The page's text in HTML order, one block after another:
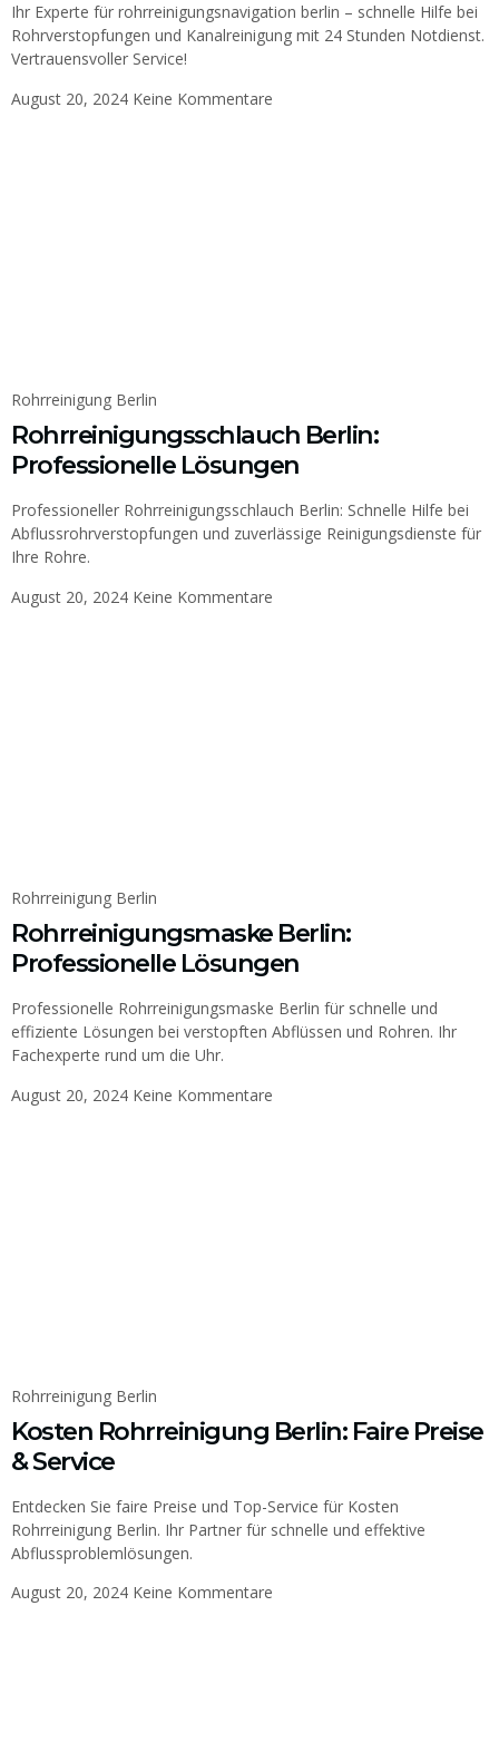
Ihr Experte für rohrreinigungsnavigation berlin – schnelle Hilfe bei
Rohrverstopfungen und Kanalreinigung mit 24 Stunden Notdienst.
Vertrauensvoller Service!
August 20, 2024 Keine Kommentare
Rohrreinigung Berlin
Rohrreinigungsschlauch Berlin:
Professionelle Lösungen
Professioneller Rohrreinigungsschlauch Berlin: Schnelle Hilfe bei
Abflussrohrverstopfungen und zuverlässige Reinigungsdienste für
Ihre Rohre.
August 20, 2024 Keine Kommentare
Rohrreinigung Berlin
Rohrreinigungsmaske Berlin:
Professionelle Lösungen
Professionelle Rohrreinigungsmaske Berlin für schnelle und
effiziente Lösungen bei verstopften Abflüssen und Rohren. Ihr
Fachexperte rund um die Uhr.
August 20, 2024 Keine Kommentare
Rohrreinigung Berlin
Kosten Rohrreinigung Berlin: Faire Preise
& Service
Entdecken Sie faire Preise und Top-Service für Kosten
Rohrreinigung Berlin. Ihr Partner für schnelle und effektive
Abflussproblemlösungen.
August 20, 2024 Keine Kommentare